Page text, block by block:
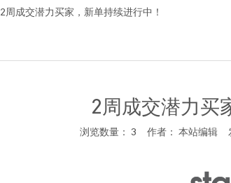
2周成交潜力买家，新单持续进行中！
2周成交潜力买
浏览数量： 3 作者： 本站编辑